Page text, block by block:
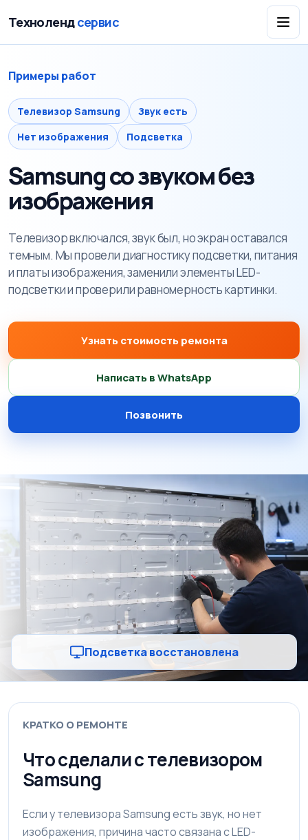
Технолендсервис
Примеры работ
Телевизор Samsung
Звук есть
Нет изображения
Подсветка
Samsung со звуком без
изображения
Телевизор включался, звук был, но экран оставался
темным. Мы провели диагностику подсветки, питания
и платы изображения, заменили элементы LED-
подсветки и проверили равномерность картинки.
Узнать стоимость ремонта
Написать в WhatsApp
Позвонить
Подсветка восстановлена
КРАТКО О РЕМОНТЕ
Что сделали с телевизором
Samsung
Если у телевизора Samsung есть звук, но нет
изображения, причина часто связана с LED-